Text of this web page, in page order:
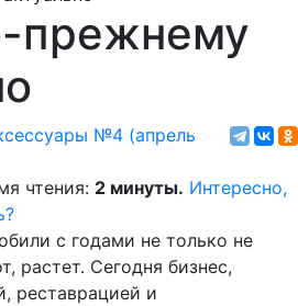
прежнему
№4 (апрель
чтения: 2 минуты. Интересно,
с годами не только не
растет. Сегодня бизнес,
реставрацией и